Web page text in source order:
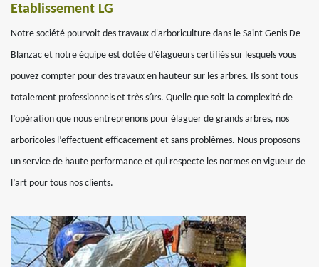
Etablissement LG
Notre société pourvoit des travaux d'arboriculture dans le Saint Genis De
Blanzac et notre équipe est dotée d’élagueurs certifiés sur lesquels vous
pouvez compter pour des travaux en hauteur sur les arbres. Ils sont tous
totalement professionnels et très sûrs. Quelle que soit la complexité de
l’opération que nous entreprenons pour élaguer de grands arbres, nos
arboricoles l’effectuent efficacement et sans problèmes. Nous proposons
un service de haute performance et qui respecte les normes en vigueur de
l’art pour tous nos clients.